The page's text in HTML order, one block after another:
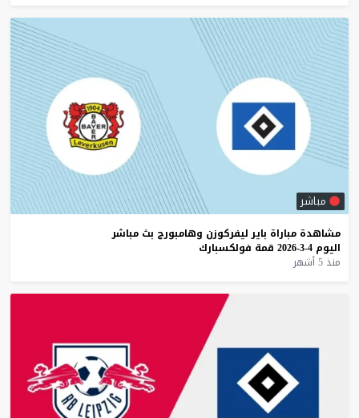
مباشر
مشاهدة مباراة باير ليفركوزن وهامبورج بث مباشر
اليوم 4-3-2026 قمة فولكسبارك
منذ 5 أشهر